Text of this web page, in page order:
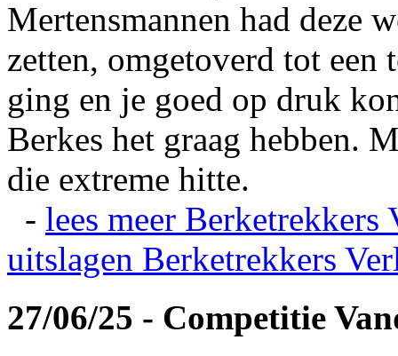
Mertensmannen had deze
zetten, omgetoverd tot
ging en je goed op druk
Berkes het graag hebben.
die extreme hitte.
- lees meer Berketrekkers
uitslagen Berketrekkers
27/06/25 - Competitie